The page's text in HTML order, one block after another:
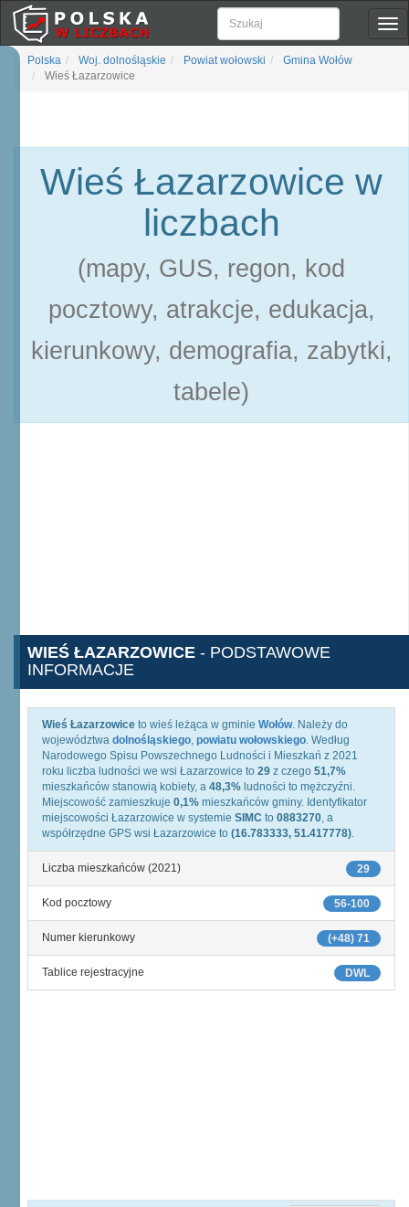
Polska Woj. dolnośląskie Powiat wołowski
Gmina Wołów
Wieś Łazarzowice
Wieś Łazarzowice w
liczbach
(mapy, GUS, regon, kod
pocztowy, atrakcje, edukacja,
kierunkowy, demografia, zabytki,
tabele)
WIEŚ ŁAZARZOWICE - PODSTAWOWE
INFORMACJE
Wieś Łazarzowice to wieś leżąca w gminie Wołów. Należy do
województwa dolnośląskiego, powiatu wołowskiego. Według
Narodowego Spisu Powszechnego Ludności i Mieszkań z 2021
roku liczba ludności we wsi Łazarzowice to 29 z czego 51,7%
mieszkańców stanowią kobiety, a 48,3% ludności to mężczyźni.
Miejscowość zamieszkuje 0,1% mieszkańców gminy. Identyfikator
miejscowości Łazarzowice w systemie SIMC to 0883270, a
współrzędne GPS wsi Łazarzowice to (16.783333, 51.417778).
29
Liczba mieszkańców (2021)
56-100
Kod pocztowy
(+48) 71
Numer kierunkowy
DWL
Tablice rejestracyjne